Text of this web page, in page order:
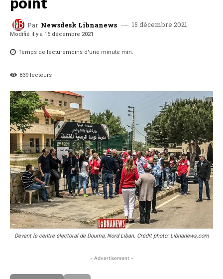
Par Newsdesk Libnanews 15 décembre 2021
Modifié il y a 15 décembre 2021
Temps de lecturemoins d'une minute min.
839 lecteurs
Devant le centre électoral de Douma, Nord Liban. Crédit photo: Libnanews.com
- Advertisement -